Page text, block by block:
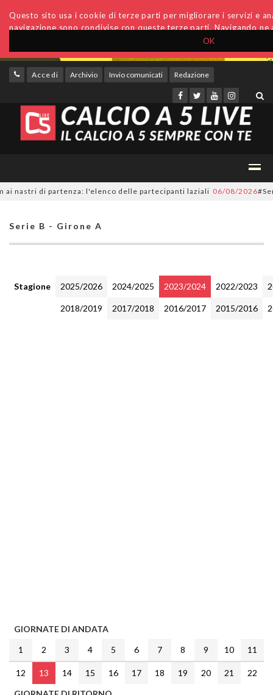
OK
Questo sito usa i cookie di terze parti per migliorare i servizi e
navigazione sono condivise con queste terze parti. Navigando
Accedi Archivio Invio comunicati Redazione
di partenza: l'elenco delle partecipanti laziali 06/08/2026
Serie B - Girone A
Stagione 2025/2026 2024/2025 2023/2024 2022/2023
2018/2019 2017/2018 2016/2017 2015/2016
GIORNATE DI ANDATA
1
2 3 4 5 6 7 8 9 10 11
12 13 14 15 16 17 18 19 20 21
22